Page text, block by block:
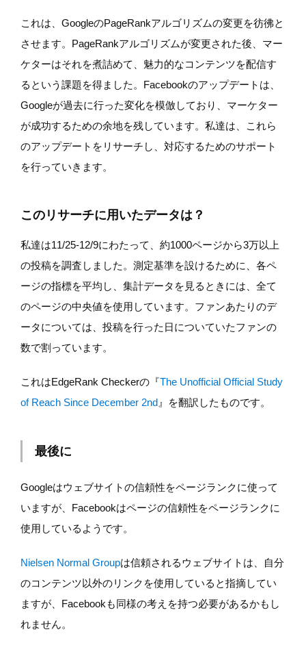
これは、GoogleのPageRankアルゴリズムの変更を彷彿と
させます。PageRankアルゴリズムが変更された後、マー
ケターはそれを煮詰めて、魅力的なコンテンツを配信す
るという課題を得ました。Facebookのアップデートは、
Googleが過去に行った変化を模倣しており、マーケター
が成功するための余地を残しています。私達は、これら
のアップデートをリサーチし、対応するためのサポート
を行っていきます。
このリサーチに用いたデータは？
私達は11/25-12/9にわたって、約1000ページから3万以上
の投稿を調査しました。測定基準を設けるために、各ペ
ージの指標を平均し、集計データを見るときには、全て
のページの中央値を使用しています。ファンあたりのデ
ータについては、投稿を行った日についていたファンの
数で割っています。
これはEdgeRank Checkerの『The Unofficial Official Study
of Reach Since December 2nd 』を翻訳したものです。
最後に
Googleはウェブサイトの信頼性をページランクに使って
いますが、Facebookはページの信頼性をページランクに
使用しているようです。
Nielsen Normal Groupは信頼されるウェブサイトは、自分
のコンテンツ以外のリンクを使用していると指摘してい
ますが、Facebookも同様の考えを持つ必要があるかもし
れません。